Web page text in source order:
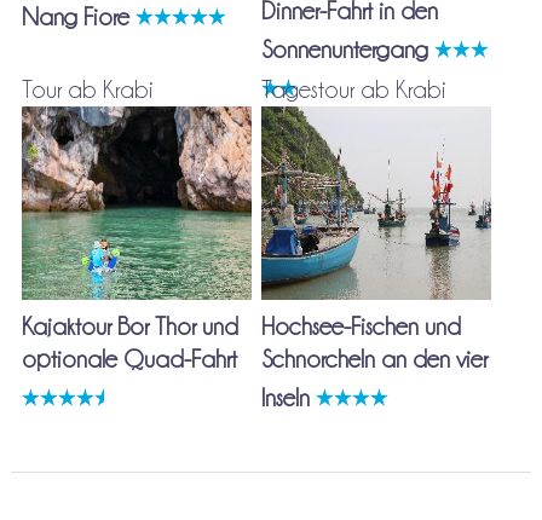
Nang Fiore
Dinner-Fahrt in den
Sonnenuntergang
Tour ab Krabi
Kajaktour Bor Thor und
optionale Quad-Fahrt
Tagestour ab Krabi
Hochsee-Fischen und
Schnorcheln an den vier
Inseln